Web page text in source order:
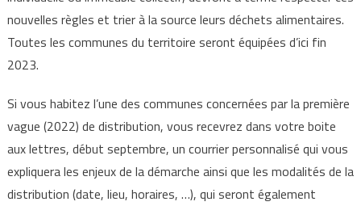
nouvelles règles et trier à la source leurs déchets alimentaires.
Toutes les communes du territoire seront équipées d’ici fin
2023.
Si vous habitez l’une des communes concernées par la première
vague (2022) de distribution, vous recevrez dans votre boite
aux lettres, début septembre, un courrier personnalisé qui vous
expliquera les enjeux de la démarche ainsi que les modalités de la
distribution (date, lieu, horaires, …), qui seront également